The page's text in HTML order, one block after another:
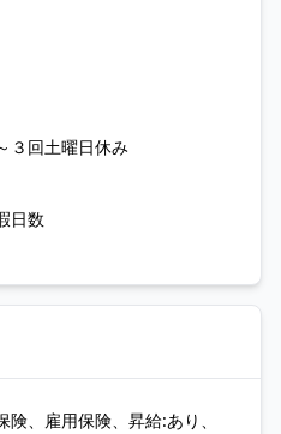
３回土曜日休み
日数
、雇用保険、昇給:あり、